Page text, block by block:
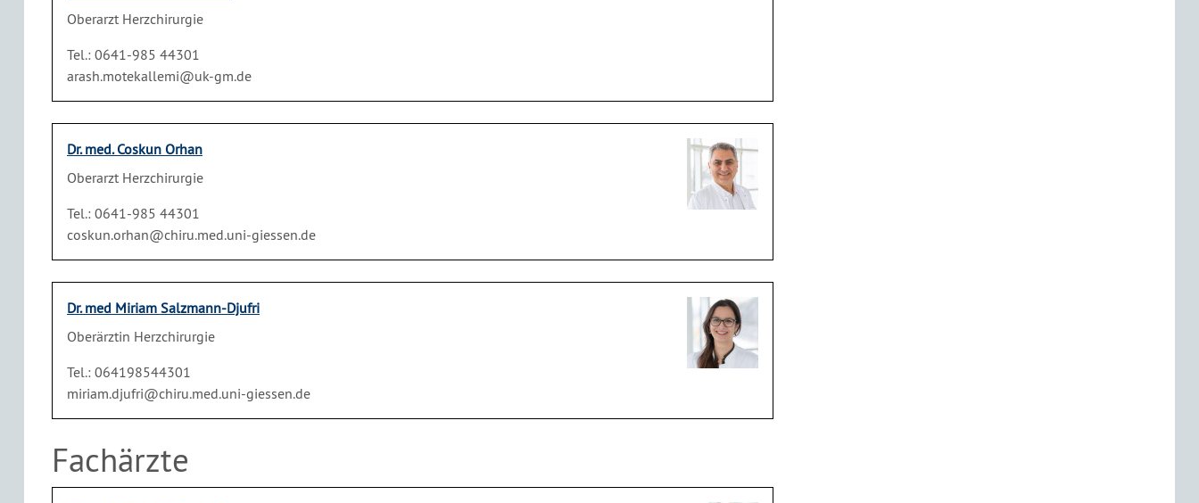
Oberarzt Herzchirurgie
Tel.: 0641-985 44301
arash.motekallemi@uk-gm.de
Dr. med. Coskun Orhan
Oberarzt Herzchirurgie
Tel.: 0641-985 44301
coskun.orhan@chiru.med.uni-giessen.de
Dr. med Miriam Salzmann-Djufri
Oberärztin Herzchirurgie
Tel.: 064198544301
miriam.djufri@chiru.med.uni-giessen.de
Fachärzte